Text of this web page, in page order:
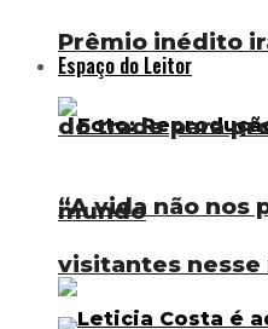
Espaço do Leitor
“A vida não nos
visitantes nesse
Prêmio inédito
do trade para
mundo